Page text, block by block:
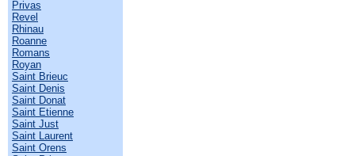
Privas
Revel
Rhinau
Roanne
Romans
Royan
Saint Brieuc
Saint Denis
Saint Donat
Saint Etienne
Saint Just
Saint Laurent
Saint Orens